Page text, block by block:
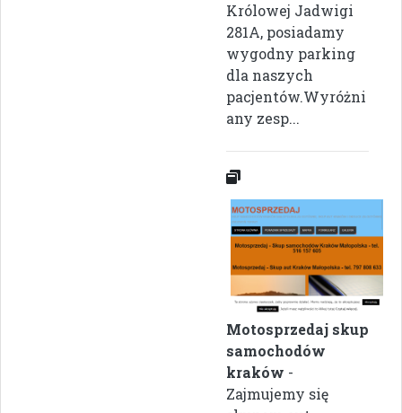
Królowej Jadwigi
281A, posiadamy
wygodny parking
dla naszych
pacjentów.Wyróżni
any zesp...
Motosprzedaj skup
samochodów
kraków -
Zajmujemy się